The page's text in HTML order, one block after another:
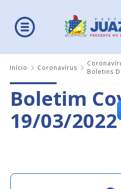
Início Coronavírus
Boletins
Boletim
19/03/2022